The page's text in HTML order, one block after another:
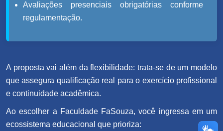
Avaliações presenciais obrigatórias conforme
regulamentação.
A proposta vai além da flexibilidade: trata-se de um modelo
que assegura qualificação real para o exercício profissional
e continuidade acadêmica.
Ao escolher a Faculdade FaSouza, você ingressa em um
ecossistema educacional que prioriza: